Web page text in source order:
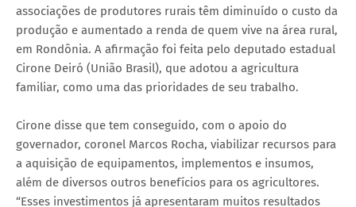
associações de produtores rurais têm diminuído o custo da
produção e aumentado a renda de quem vive na área rural,
em Rondônia. A afirmação foi feita pelo deputado estadual
Cirone Deiró (União Brasil), que adotou a agricultura
familiar, como uma das prioridades de seu trabalho.
Cirone disse que tem conseguido, com o apoio do
governador, coronel Marcos Rocha, viabilizar recursos para
a aquisição de equipamentos, implementos e insumos,
além de diversos outros benefícios para os agricultores.
“Esses investimentos já apresentaram muitos resultados